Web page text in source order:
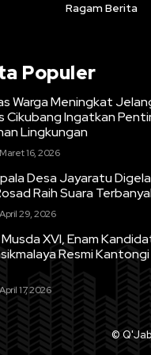
Ragam Berita
Populer
Warga Meningkat
Cikubang Ingatkan
Lingkungan
Maret 16, 2026
Desa Jayaratu
Raih Suara
April 29, 2026
XVI, Enam
Resmi
April 17, 2026
©